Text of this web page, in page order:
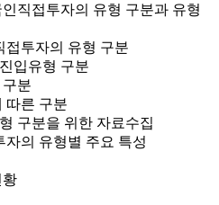
직접투자의 유형 구분과 유형
접투자의 유형 구분
입유형 구분
분
따른 구분
구분을 위한 자료수집
자의 유형별 주요 특성
황